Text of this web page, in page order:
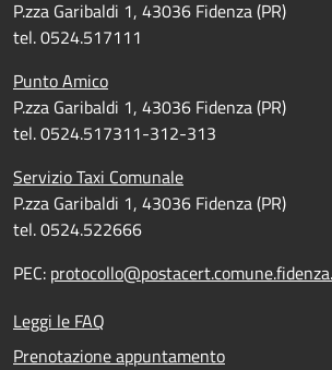
P.zza Garibaldi 1, 43036 Fidenza (PR)
tel. 0524.517111
Punto Amico
P.zza Garibaldi 1, 43036 Fidenza (PR)
tel. 0524.517311-312-313
Servizio Taxi Comunale
P.zza Garibaldi 1, 43036 Fidenza (PR)
tel. 0524.522666
PEC:
Leggi le FAQ
Prenotazione appuntamento